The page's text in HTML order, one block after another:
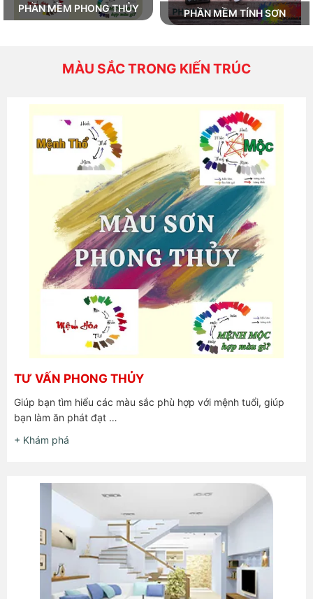
PHẦN MỀM PHONG THỦY PHẦN MỀM TÍNH SƠN
MÀU SẮC TRONG KIẾN TRÚC
TƯ VẤN PHONG THỦY
Giúp bạn tìm hiểu các màu sắc phù hợp với mệnh tuổi, giúp
bạn làm ăn phát đạt …
+ Khám phá